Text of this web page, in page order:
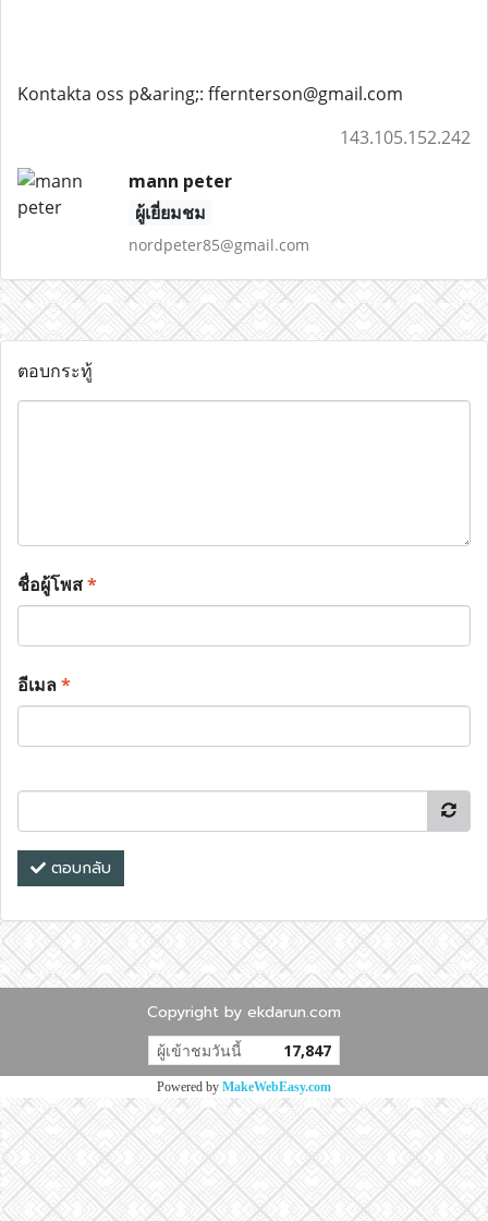
Kontakta oss p&aring;: ffernterson@gmail.com
143.105.152.242
mann peter
ผู้เยี่ยมชม
nordpeter85@gmail.com
ตอบกระทู้
ชื่อผู้โพส*
อีเมล*
ตอบกลับ
Copyright by ekdarun.com
ผู้เข้าชมวันนี้ 17,847
Powered by MakeWebEasy.com